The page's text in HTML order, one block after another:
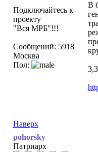
Подключайтесь к
проекту
"Вся МРБ"!!!
Сообщений: 5918
Москва
Пол:
В
Наверх
pohorsky
Патриарх